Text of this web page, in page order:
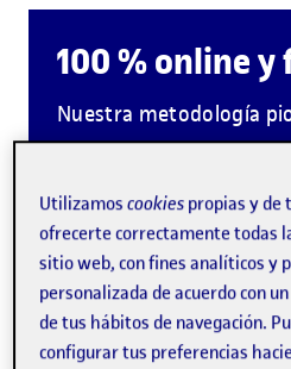
100 % online
Nuestra metodología
a tu día a día y te
estudios
online
Utilizamoscookies propias y de
ofrecerte correctamente todas
sitio web, con fines analíticos y
personalizada de acuerdo con
de tus hábitos de navegación.
configurar tus preferencias